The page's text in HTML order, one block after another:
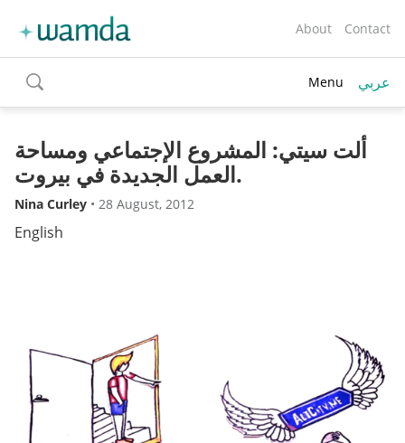
About Contact
toggle
search
Menu عربي
ألت سيتي: المشروع الإجتماعي ومساحة
العمل الجديدة في بيروت.
Nina Curley • 28 August, 2012
English